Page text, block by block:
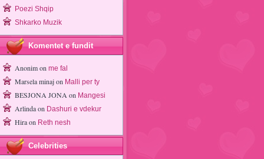
Poezi Shqip
Shkarko Muzik
Komentet e fundit
Anonimon me fal
Marsela minajon Malli per ty
BESJONA JONA on Mangesi
Arlindaon Dashuri e vdekur
Hiraon Reth nesh
Celebrities